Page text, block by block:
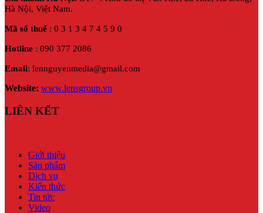
Hà Nội, Việt Nam.
Mã số thuế: 0 3 1 3 4 7 4 5 9 0
Hotline : 090 377 2086
Email: lennguyenmedia@gmail.com
Website: www.lensgroup.vn
LIÊN KẾT
Giới thiệu
Sản phẩm
Dịch vụ
Kiến thức
Tin tức
Video